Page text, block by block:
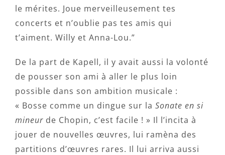
le mérites. Joue merveilleusement tes
concerts et n’oublie pas tes amis qui
t’aiment. Willy et Anna-Lou.”
De la part de Kapell, il y avait aussi la volonté
de pousser son ami à aller le plus loin
possible dans son ambition musicale :
« Bosse comme un dingue sur la Sonate en si
mineur de Chopin, c’est facile ! » Il l’incita à
jouer de nouvelles œuvres, lui ramèna des
partitions d’œuvres rares. Il lui arriva aussi